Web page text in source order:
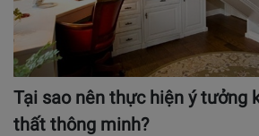
Tại sao nên thực hiện ý tưởng
thất thông minh?